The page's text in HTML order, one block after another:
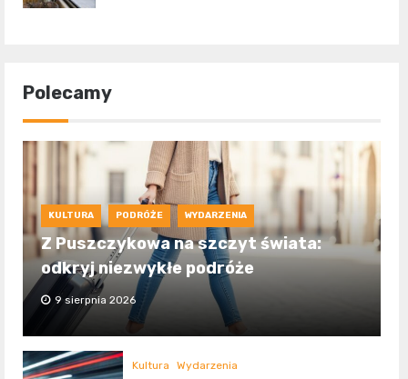
Polecamy
KULTURA PODRÓŻE WYDARZENIA
Z Puszczykowa na szczyt świata:
odkryj niezwykłe podróże
9 sierpnia 2026
Kultura Wydarzenia